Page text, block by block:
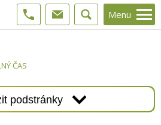
Menu
ČAS
podstránky